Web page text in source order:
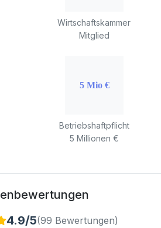
Wirtschaftskammer
Mitglied
Betriebshaftpflicht
5 Millionen €
4.9/5(99 Bewertungen)